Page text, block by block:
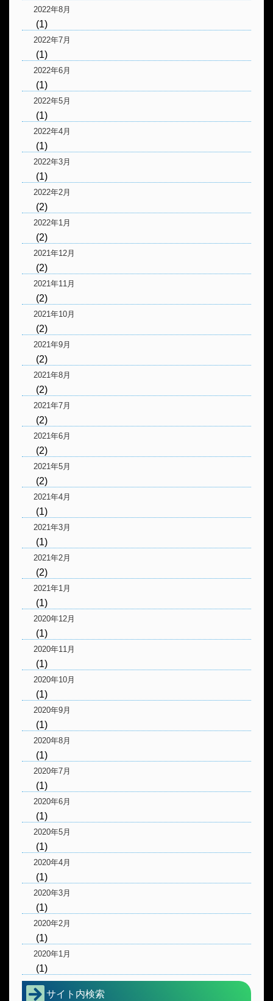
2022年8月
(1)
2022年7月
(1)
2022年6月
(1)
2022年5月
(1)
2022年4月
(1)
2022年3月
(1)
2022年2月
(2)
2022年1月
(2)
2021年12月
(2)
2021年11月
(2)
2021年10月
(2)
2021年9月
(2)
2021年8月
(2)
2021年7月
(2)
2021年6月
(2)
2021年5月
(2)
2021年4月
(1)
2021年3月
(1)
2021年2月
(2)
2021年1月
(1)
2020年12月
(1)
2020年11月
(1)
2020年10月
(1)
2020年9月
(1)
2020年8月
(1)
2020年7月
(1)
2020年6月
(1)
2020年5月
(1)
2020年4月
(1)
2020年3月
(1)
2020年2月
(1)
2020年1月
(1)
サイト内検索